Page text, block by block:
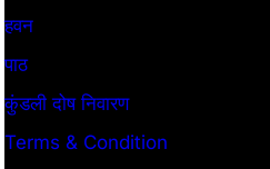
हवन
पाठ
कुंडली दोष निवारण
Terms & Condition